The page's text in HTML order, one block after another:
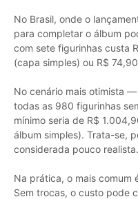
No Brasil, onde o
para completar o álbum
com sete figurinhas custa
(capa simples) ou R$
No cenário mais otimista
todas as 980 figurinhas
mínimo seria de R$
álbum simples). Trata-se,
considerada pouco realista.
Na prática, o mais comum
Sem trocas, o custo pode